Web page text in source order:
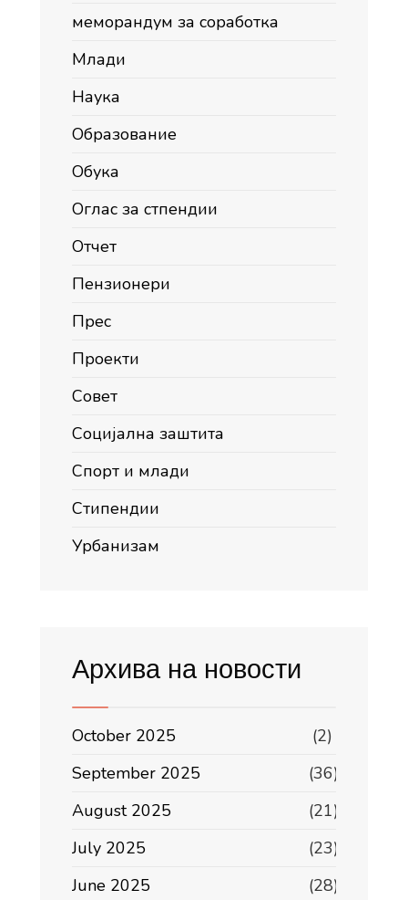
меморандум за соработка
Млади
Наука
Образование
Обука
Оглас за стпендии
Отчет
Пензионери
Прес
Проекти
Совет
Социјална заштита
Спорт и млади
Стипендии
Урбанизам
Архива на новости
October 2025
(2)
September 2025
(36)
August 2025
(21)
July 2025
(23)
June 2025
(28)